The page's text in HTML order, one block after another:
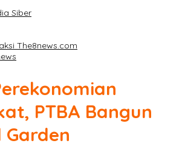
Siber
The8news.com
PTBA Bangun